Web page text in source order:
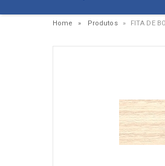
Home Produtos FITA DE